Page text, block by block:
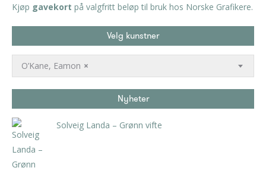
Kjøp gavekort på valgfritt beløp til bruk hos Norske Grafikere.
Velg kunstner
×
O’Kane, Eamon
Nyheter
Solveig Landa – Grønn vifte